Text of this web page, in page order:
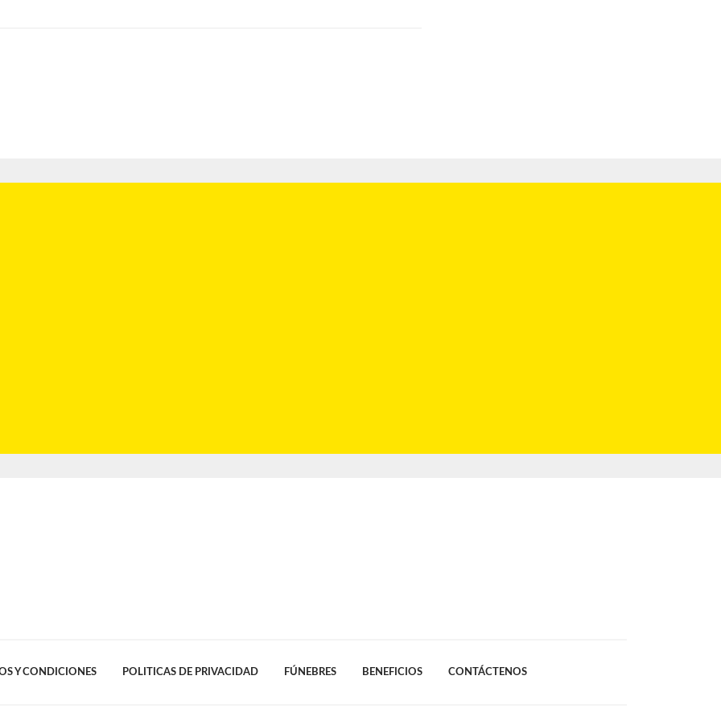
Y CONDICIONES POLITICAS DE PRIVACIDAD FÚNEBRES BENEFICIOS CONTÁCTENOS